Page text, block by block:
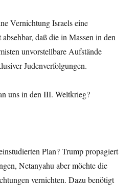
Vernichtung Israels eine
daß die in Massen in den
unvorstellbare Aufstände
Judenverfolgungen.
uns in den III. Weltkrieg?
Plan? Trump propagiert
Netanyahu aber möchte die
vernichten. Dazu benötigt